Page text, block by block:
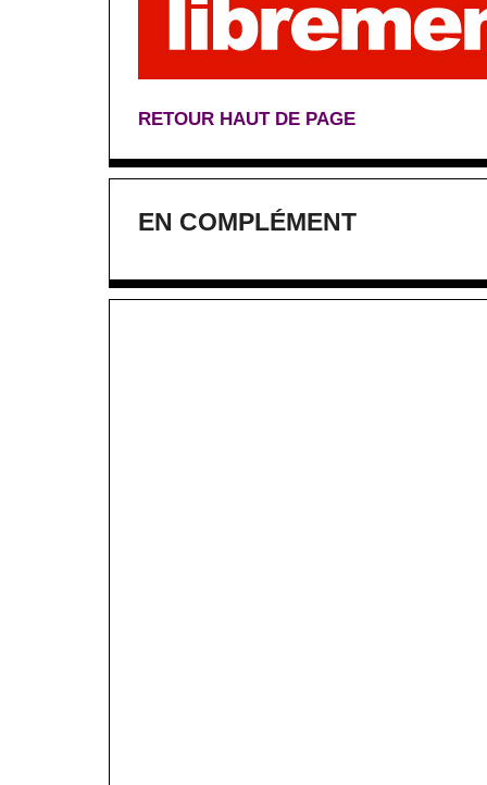
RETOUR HAUT DE PAGE
EN COMPLÉMENT